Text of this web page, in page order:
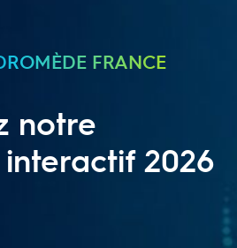
FRANCE
notre
2026